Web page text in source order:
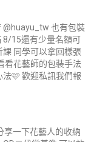
@huayu_tw 也有包裝
8/15還有少量名額可
同學可以拿回樣張
看花藝師的包裝手法
🩷 歡迎私訊我們報